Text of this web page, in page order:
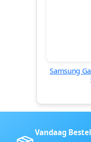
Samsung
Vandaag